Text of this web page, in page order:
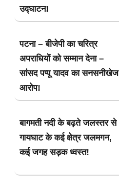
उद्घाटन!
पटना – बीजेपी का चरित्र
अपराधियों को सम्मान देना –
सांसद पप्पू यादव का सनसनीखेज
आरोप!
बागमती नदी के बढ़ते जलस्तर से
गायघाट के कई क्षेत्र जलमगन,
कई जगह सड़क ध्वस्त!